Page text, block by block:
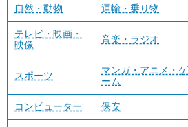
自然・動物 運輸・乗り物
テレビ・映画・
映像
音楽・ラジオ
スポーツ
マンガ・アニメ・ゲ
ーム
コンピューター 保安